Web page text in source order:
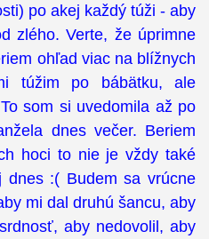
po akej každý túži - aby
zlého. Verte, že úprimne
ohľad viac na blížnych
túžim po bábätku, ale
som si uvedomila až po
dnes večer. Beriem
hoci to nie je vždy také
dnes :( Budem sa vrúcne
mi dal druhú šancu, aby
aby nedovolil, aby